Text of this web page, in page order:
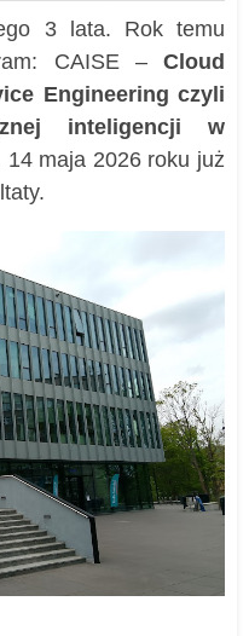
3 lata. Rok temu
CAISE – Cloud
Engineering czyli
inteligencji w
14 maja 2026 roku już